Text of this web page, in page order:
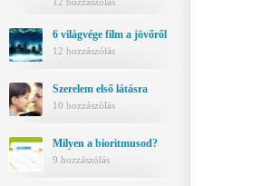
6 világvége film a jövőről
12 hozzászólás
Szerelem első látásra
10 hozzászólás
Milyen a bioritmusod?
9 hozzászólás